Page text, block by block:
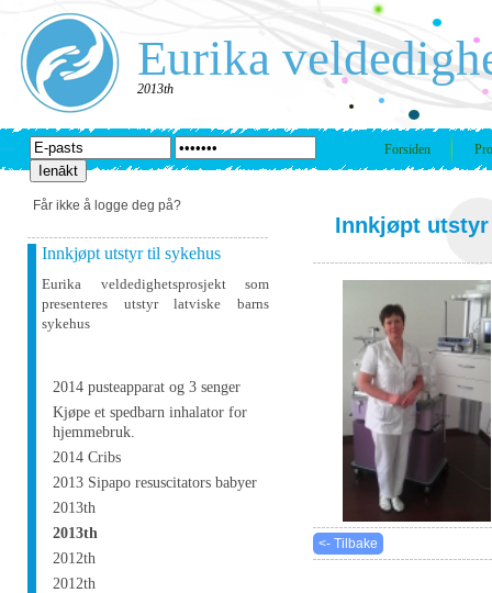
Eurika
2013th
Forsiden
Får ikke å logge deg på?
Innkjøpt utstyr til sykehus
Eurika veldedighetsprosjekt som
presenteres utstyr latviske barns
sykehus
2014 pusteapparat og 3 senger
Kjøpe et spedbarn inhalator for
hjemmebruk.
2014 Cribs
2013 Sipapo resuscitators babyer
2013th
2013th
2012th
2012th
Innkjøpt
<- Tilbake